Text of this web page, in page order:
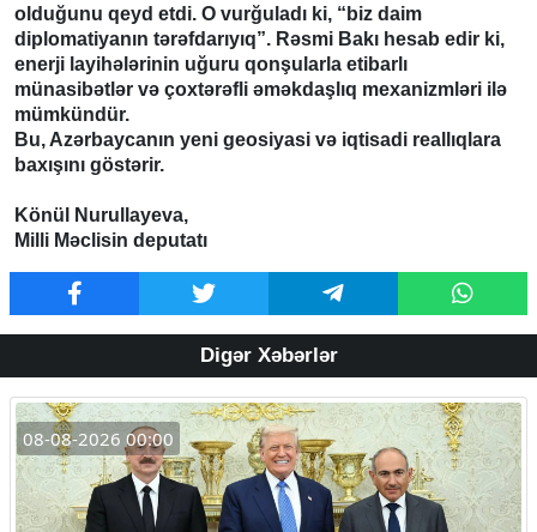
olduğunu qeyd etdi. O vurğuladı ki, “biz daim
diplomatiyanın tərəfdarıyıq”. Rəsmi Bakı hesab edir ki,
enerji layihələrinin uğuru qonşularla etibarlı
münasibətlər və çoxtərəfli əməkdaşlıq mexanizmləri ilə
mümkündür.
Bu, Azərbaycanın yeni geosiyasi və iqtisadi reallıqlara
baxışını göstərir.
Könül Nurullayeva,
Milli Məclisin deputatı
Digər Xəbərlər
08-08-2026 00:00